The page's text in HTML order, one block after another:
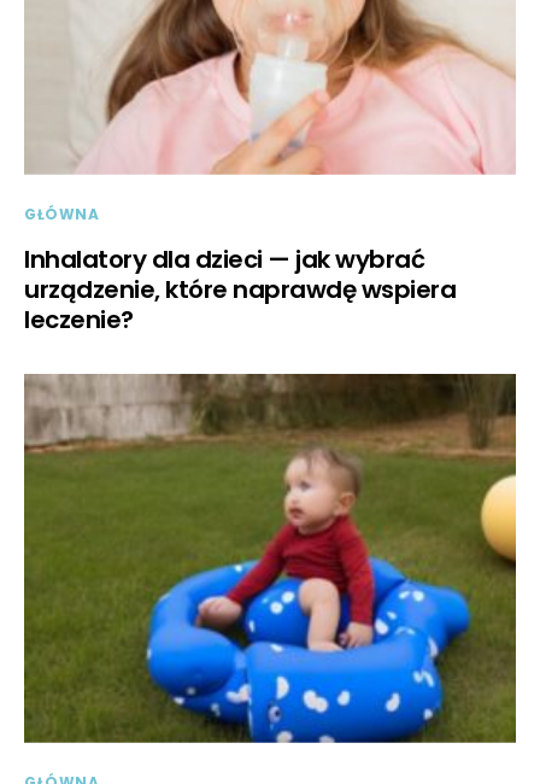
GŁÓWNA
Inhalatory dla dzieci — jak wybrać
urządzenie, które naprawdę wspiera
leczenie?